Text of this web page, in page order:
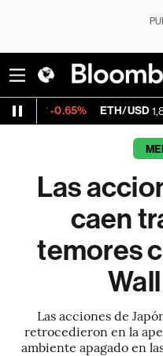
ETH/USD 1,898.278 -
Las
caen
temores
Las acciones de
retrocedieron en la
ambiente apagado en